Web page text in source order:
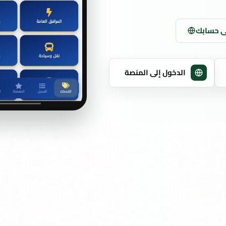
حسابك
الدخول إلى المنصة